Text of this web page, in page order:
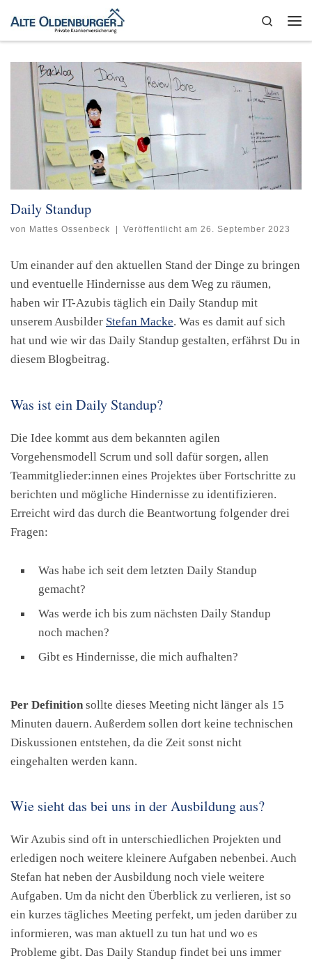
Zum Inhalt springen
Search
Daily Standup
von Mattes Ossenbeck Veröffentlicht am26. September 2023
Um einander auf den aktuellen Stand der Dinge zu bringen
und eventuelle Hindernisse aus dem Weg zu räumen,
haben wir IT-Azubis täglich ein Daily Standup mit
unserem Ausbilder Stefan Macke. Was es damit auf sich
hat und wie wir das Daily Standup gestalten, erfährst Du in
diesem Blogbeitrag.
Was ist ein Daily Standup?
Die Idee kommt aus dem bekannten agilen
Vorgehensmodell Scrum und soll dafür sorgen, allen
Teammitglieder:innen eines Projektes über Fortschritte zu
berichten und mögliche Hindernisse zu identifizieren.
Erreicht wird das durch die Beantwortung folgender drei
Fragen:
Was habe ich seit dem letzten Daily Standup
gemacht?
Was werde ich bis zum nächsten Daily Standup
noch machen?
Gibt es Hindernisse, die mich aufhalten?
Per Definition sollte dieses Meeting nicht länger als 15
Minuten dauern. Außerdem sollen dort keine technischen
Diskussionen entstehen, da die Zeit sonst nicht
eingehalten werden kann.
Wie sieht das bei uns in der Ausbildung aus?
Wir Azubis sind oft in unterschiedlichen Projekten und
erledigen noch weitere kleinere Aufgaben nebenbei. Auch
Stefan hat neben der Ausbildung noch viele weitere
Aufgaben. Um da nicht den Überblick zu verlieren, ist so
ein kurzes tägliches Meeting perfekt, um jeden darüber zu
informieren, was man aktuell zu tun hat und wo es
Probleme gibt. Das Daily Standup findet bei uns immer